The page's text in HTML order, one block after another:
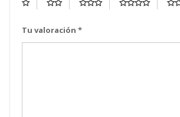
Tu valoración *